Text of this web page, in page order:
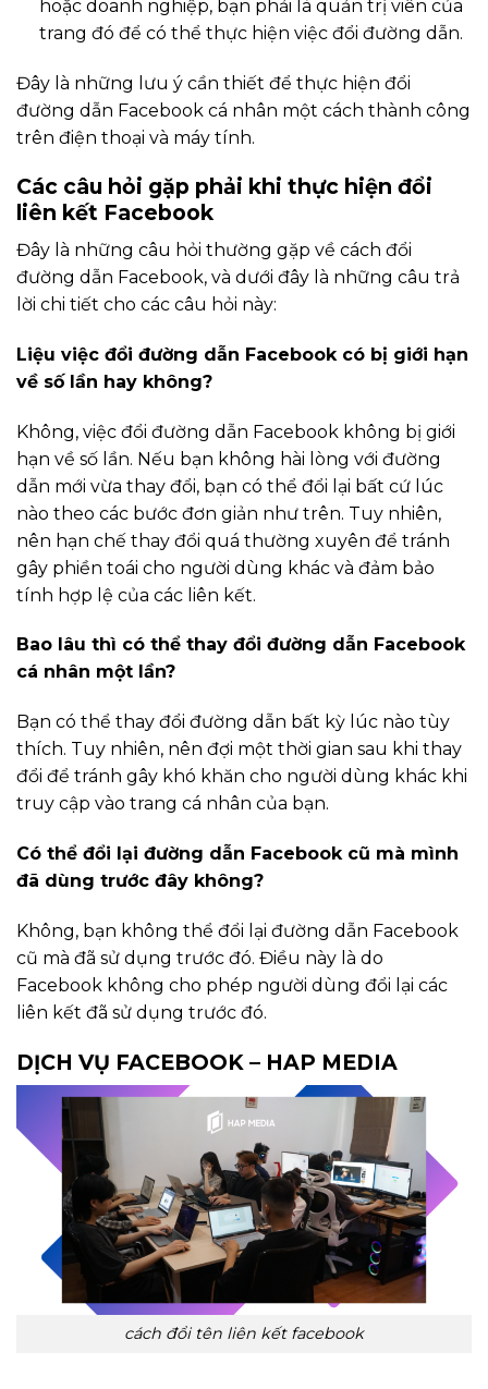
hoặc doanh nghiệp, bạn phải là quản trị viên của
trang đó để có thể thực hiện việc đổi đường dẫn.
Đây là những lưu ý cần thiết để thực hiện đổi
đường dẫn Facebook cá nhân một cách thành công
trên điện thoại và máy tính.
Các câu hỏi gặp phải khi thực hiện đổi
liên kết Facebook
Đây là những câu hỏi thường gặp về cách đổi
đường dẫn Facebook, và dưới đây là những câu trả
lời chi tiết cho các câu hỏi này:
Liệu việc đổi đường dẫn Facebook có bị giới hạn
về số lần hay không?
Không, việc đổi đường dẫn Facebook không bị giới
hạn về số lần. Nếu bạn không hài lòng với đường
dẫn mới vừa thay đổi, bạn có thể đổi lại bất cứ lúc
nào theo các bước đơn giản như trên. Tuy nhiên,
nên hạn chế thay đổi quá thường xuyên để tránh
gây phiền toái cho người dùng khác và đảm bảo
tính hợp lệ của các liên kết.
Bao lâu thì có thể thay đổi đường dẫn Facebook
cá nhân một lần?
Bạn có thể thay đổi đường dẫn bất kỳ lúc nào tùy
thích. Tuy nhiên, nên đợi một thời gian sau khi thay
đổi để tránh gây khó khăn cho người dùng khác khi
truy cập vào trang cá nhân của bạn.
Có thể đổi lại đường dẫn Facebook cũ mà mình
đã dùng trước đây không?
Không, bạn không thể đổi lại đường dẫn Facebook
cũ mà đã sử dụng trước đó. Điều này là do
Facebook không cho phép người dùng đổi lại các
liên kết đã sử dụng trước đó.
DỊCH VỤ FACEBOOK – HAP MEDIA
cách đổi tên liên kết facebook